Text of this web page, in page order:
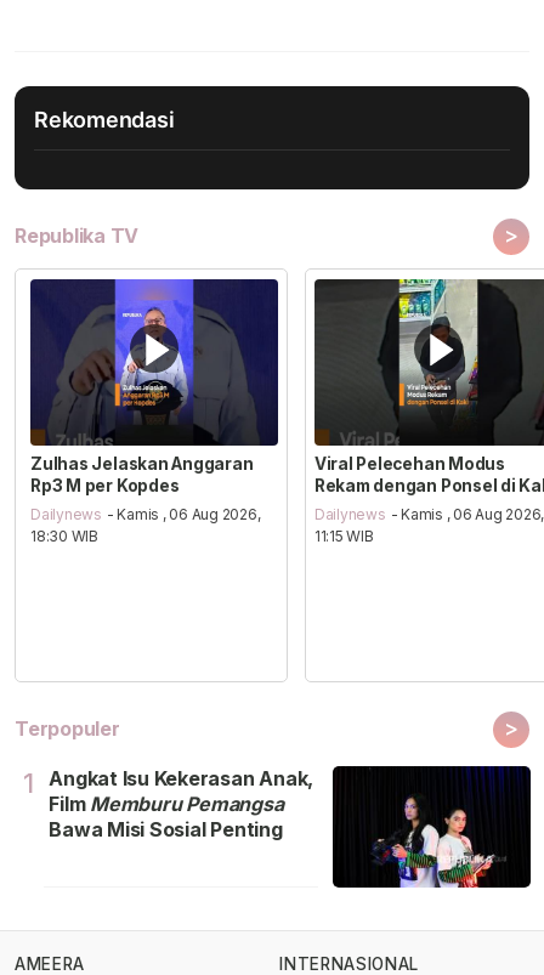
Rekomendasi
Republika TV >
Zulhas Jelaskan Anggaran
Rp3 M per Kopdes
Dailynews - Kamis , 06 Aug 2026,
18:30 WIB
Viral Pelecehan Modus
Rekam dengan Ponsel di
Dailynews - Kamis , 06 Aug 2026,
11:15 WIB
Terpopuler >
1
Angkat Isu Kekerasan Anak,
Film Memburu Pemangsa
Bawa Misi Sosial Penting
AMEERA INTERNASIONAL